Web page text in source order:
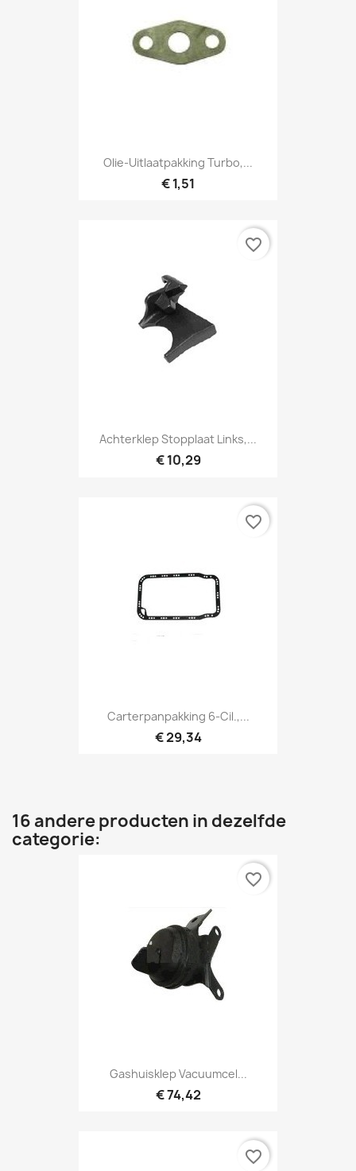
Olie-Uitlaatpakking Turbo,...
€ 1,51
Achterklep Stopplaat Links,...
€ 10,29
favorite_border
Carterpanpakking 6-Cil.,...
€ 29,34
favorite_border
16 andere producten in dezelfde
categorie:
Gashuisklep Vacuumcel...
€ 74,42
favorite_border
favorite_border